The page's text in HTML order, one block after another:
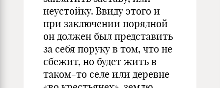
неустойку. Ввиду этого и
при заключении порядной
он должен был представить
за себя поруку в том, что не
сбежит, но будет жить в
таком-то селе или деревне